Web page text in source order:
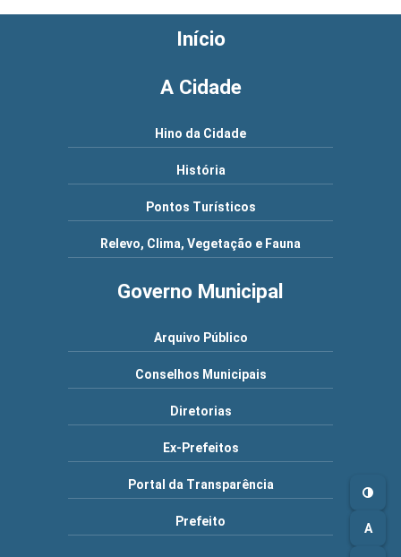
A
Início
A Cidade
Hino da Cidade
História
Pontos Turísticos
Relevo, Clima, Vegetação e Fauna
Governo Municipal
Arquivo Público
Conselhos Municipais
Diretorias
Ex-Prefeitos
Portal da Transparência
Prefeito